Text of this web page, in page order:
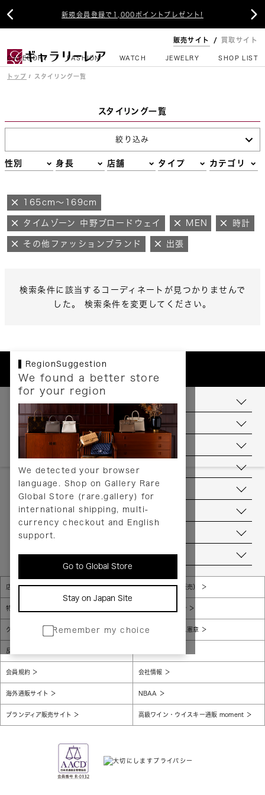
新規会員登録で1,000ポイントプレゼント!
 
販売サイト 買取サイト
CATEGORY FASHION WATCH JEWELRY SHOP LIST
トップ スタイリング一覧
スタイリング一覧
絞り込み
性別 身長 店舗 タイプ カテゴリ
165cm～169cm
タイムゾーン 中野ブロードウェイ MEN 時計
その他ファッションブランド 出張
検索条件に該当するコーディネートが見つかりませんで
した。 検索条件を変更してください。
RegionSuggestion
We found a better store
for your region
We detected your browser
language. Shop on Gallery Rare
Global Store (rare.gallery) for
international shipping, multi-
currency checkout and English
support.
Go to Global Store
Stay on Japan Site
Remember my choice
お支払いについて
配送について
送料について
返品について
ヘルプ
お問い合わせ
当店について
店舗一覧 販売規約（店頭販売）
特定商取引法に基づく表示 個人情報保護方針
グローバルプライバシーポリシー コンプライアンス憲章
反社会的勢力に対する基本方針
会員規約 会社情報
海外通販サイト NBAA
ブランディア販売サイト 高級ワイン・ウイスキー通販 moment